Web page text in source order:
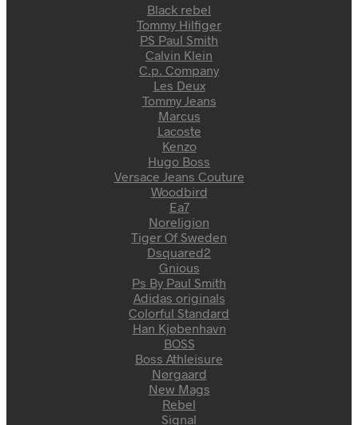
Black rebel
Tommy Hilfiger
PS Paul Smith
Calvin Klein
C.p. Company
Les Deux
Tommy Jeans
Marcus
Lacoste
Kenzo
Hugo Boss
Versace Jeans Couture
Woodbird
Ea7
Noreligion
Tiger Of Sweden
Dsquared2
Gnious
Ps By Paul Smith
Adidas originals
Colorful Standard
Han Kjøbenhavn
BOSS
Boss Athleisure
Nørgaard
New Mags
Rebel
Signal